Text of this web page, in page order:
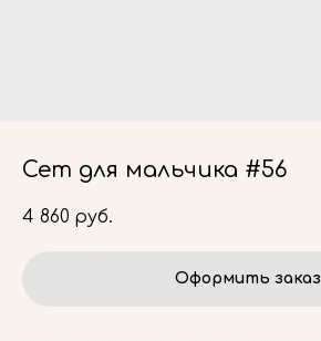
Сет для мальчика #56
4 860 руб.
Оформить заказ